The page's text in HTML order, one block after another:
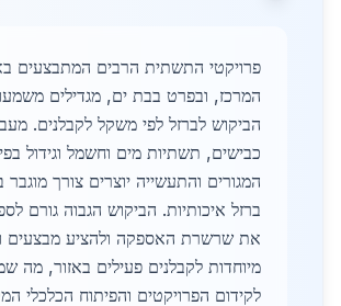
פרויקטי התשתית הרבים המתבצעים
המרכז, ובפרט בבת ים, מגדילים
הביקוש לברזל לפי משקל לקבלנים.
כבישים, תשתיות מים וחשמל וגידול
המגורים והתעשייה יוצרים צורך מוגבר
ברזל איכותיות. הביקוש הגבוה גורם
את שרשרת האספקה ולהציע מבצעים
מיוחדות לקבלנים פעילים באזור, מה
לקידום הפרויקטים והפיתוח הכלכלי